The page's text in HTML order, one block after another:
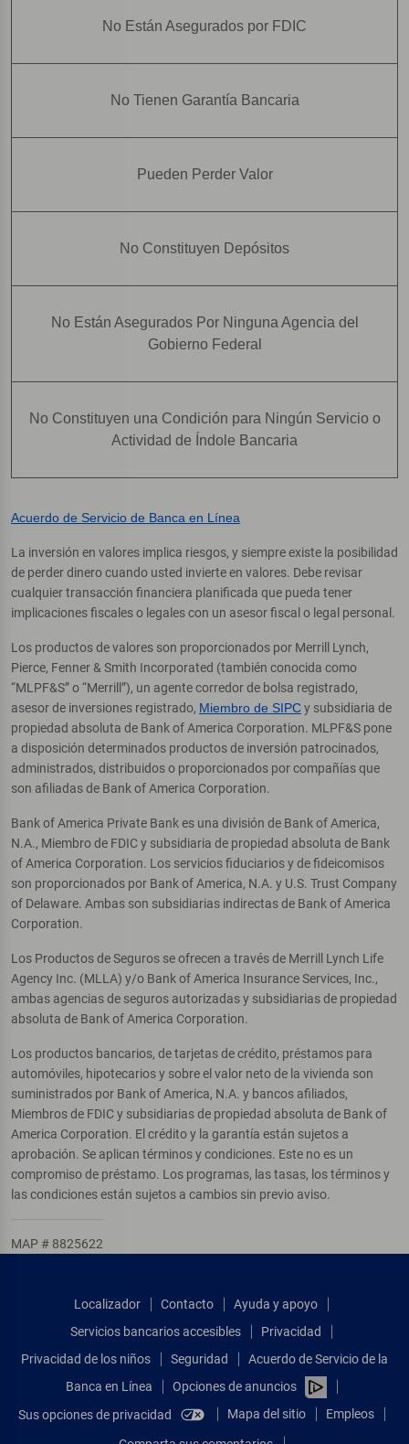
No Están Asegurados por FDIC
No Tienen Garantía Bancaria
Pueden Perder Valor
No Constituyen Depósitos
No Están Asegurados Por Ninguna Agencia del
Gobierno Federal
No Constituyen una Condición para Ningún Servicio o
Actividad de Índole Bancaria
Acuerdo de Servicio de Banca en Línea
La inversión en valores implica riesgos, y siempre existe la posibilidad
de perder dinero cuando usted invierte en valores. Debe revisar
cualquier transacción financiera planificada que pueda tener
implicaciones fiscales o legales con un asesor fiscal o legal personal.
Los productos de valores son proporcionados por Merrill Lynch,
Pierce, Fenner & Smith Incorporated (también conocida como
“MLPF&S” o “Merrill”), un agente corredor de bolsa registrado,
asesor de inversiones registrado, Miembro de SIPCy subsidiaria de
propiedad absoluta de Bank of America Corporation. MLPF&S pone
a disposición determinados productos de inversión patrocinados,
administrados, distribuidos o proporcionados por compañías que
son afiliadas de Bank of America Corporation.
Bank of America Private Bank es una división de Bank of America,
N.A., Miembro de FDIC y subsidiaria de propiedad absoluta de Bank
of America Corporation. Los servicios fiduciarios y de fideicomisos
son proporcionados por Bank of America, N.A. y U.S. Trust Company
of Delaware. Ambas son subsidiarias indirectas de Bank of America
Corporation.
Los Productos de Seguros se ofrecen a través de Merrill Lynch Life
Agency Inc. (MLLA) y/o Bank of America Insurance Services, Inc.,
ambas agencias de seguros autorizadas y subsidiarias de propiedad
absoluta de Bank of America Corporation.
Los productos bancarios, de tarjetas de crédito, préstamos para
automóviles, hipotecarios y sobre el valor neto de la vivienda son
suministrados por Bank of America, N.A. y bancos afiliados,
Miembros de FDIC y subsidiarias de propiedad absoluta de Bank of
America Corporation. El crédito y la garantía están sujetos a
aprobación. Se aplican términos y condiciones. Este no es un
compromiso de préstamo. Los programas, las tasas, los términos y
las condiciones están sujetos a cambios sin previo aviso.
MAP # 8825622
Localizador Contacto
Ayuda y apoyo
Servicios bancarios accesibles
Privacidad
Privacidad de los niños
Seguridad
Acuerdo de Servicio de la
Banca en Línea
Opciones de anuncios
Sus opciones de privacidad
Mapa del sitio Empleos